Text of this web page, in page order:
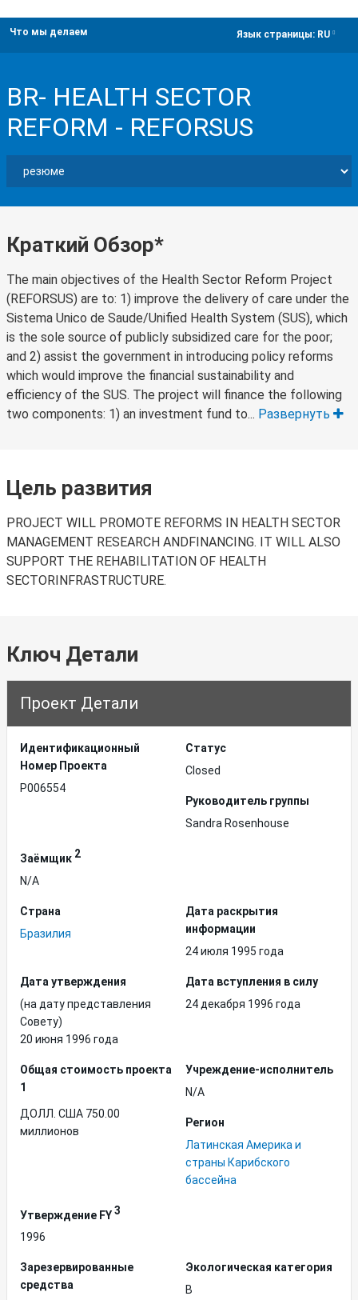
Что мы делаем Язык страницы: RU
BR- HEALTH SECTOR
REFORM - REFORSUS
Краткий Обзор*
The main objectives of the Health Sector Reform Project
(REFORSUS) are to: 1) improve the delivery of care under the
Sistema Unico de Saude/Unified Health System (SUS), which
is the sole source of publicly subsidized care for the poor;
and 2) assist the government in introducing policy reforms
which would improve the financial sustainability and
efficiency of the SUS. The project will finance the following
two components: 1) an investment fund to... Развернуть
Цель развития
PROJECT WILL PROMOTE REFORMS IN HEALTH SECTOR
MANAGEMENT RESEARCH ANDFINANCING. IT WILL ALSO
SUPPORT THE REHABILITATION OF HEALTH
SECTORINFRASTRUCTURE.
Ключ Детали
Проект Детали
Идентификационный
Hомер Проекта
P006554
Статус
Closed
Руководитель группы
Sandra Rosenhouse
Заёмщик 2
N/A
Страна
Бразилия
Дата раскрытия
информации
24 июля 1995 года
Дата утверждения
(на дату представления
Совету)
20 июня 1996 года
Дата вступления в силу
24 декабря 1996 года
Общая стоимость проекта
1
ДОЛЛ. США 750.00
миллионов
Учреждение-исполнитель
N/A
Регион
Латинская Америка и
страны Карибского
бассейна
Утверждение FY3
1996
Зарезервированные
средства
Экологическая категория
B